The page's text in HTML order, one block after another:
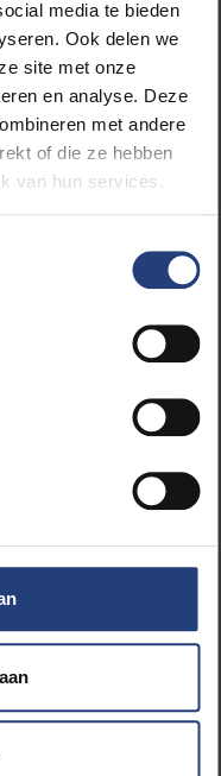
media te bieden
Ook delen we
site met onze
en analyse. Deze
met andere
of die ze hebben
van hun services.
: "Ik ben ervan
meer dan ooit
vrije
Fellows:
Gatz - Jacky
De Gols - Erik
Feipel - Ghislain
-
-
- Pim Drinkenburg